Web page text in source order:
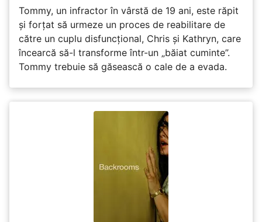
Tommy, un infractor în vârstă de 19 ani, este răpit
și forțat să urmeze un proces de reabilitare de
către un cuplu disfuncțional, Chris și Kathryn, care
încearcă să-l transforme într-un „băiat cuminte”.
Tommy trebuie să găsească o cale de a evada.